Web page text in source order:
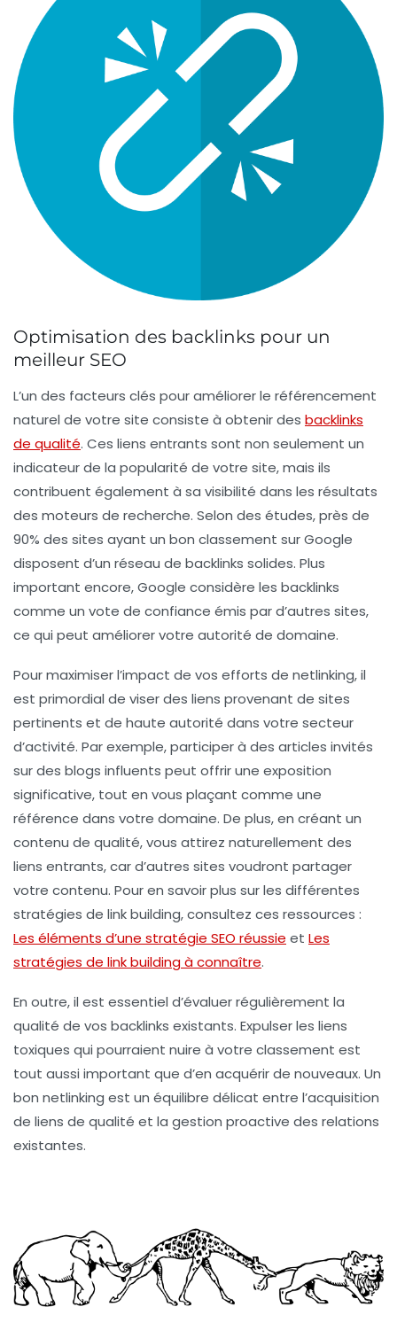
Optimisation des backlinks pour un
meilleur SEO
L’un des facteurs clés pour améliorer le référencement
naturel de votre site consiste à obtenir des backlinks
de qualité. Ces liens entrants sont non seulement un
indicateur de la popularité de votre site, mais ils
contribuent également à sa visibilité dans les résultats
des moteurs de recherche. Selon des études, près de
90% des sites ayant un bon classement sur Google
disposent d’un réseau de backlinks solides. Plus
important encore, Google considère les backlinks
comme un vote de confiance émis par d’autres sites,
ce qui peut améliorer votre autorité de domaine.
Pour maximiser l’impact de vos efforts de netlinking, il
est primordial de viser des liens provenant de sites
pertinents et de haute autorité dans votre secteur
d’activité. Par exemple, participer à des articles invités
sur des blogs influents peut offrir une exposition
significative, tout en vous plaçant comme une
référence dans votre domaine. De plus, en créant un
contenu de qualité, vous attirez naturellement des
liens entrants, car d’autres sites voudront partager
votre contenu. Pour en savoir plus sur les différentes
stratégies de link building, consultez ces ressources :
Les éléments d’une stratégie SEO réussie et Les
stratégies de link building à connaître.
En outre, il est essentiel d’évaluer régulièrement la
qualité de vos backlinks existants. Expulser les liens
toxiques qui pourraient nuire à votre classement est
tout aussi important que d’en acquérir de nouveaux. Un
bon netlinking est un équilibre délicat entre l’acquisition
de liens de qualité et la gestion proactive des relations
existantes.